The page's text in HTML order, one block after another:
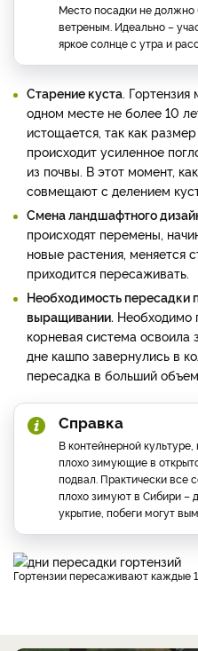
Место посадки не
ветреным. Идеально –
яркое солнце с утра и
Старение куста .
одном месте не более 10
истощается, так как
происходит усиленное
из почвы. В этот момент,
совмещают с делением
Смена ландшафтного
происходят перемены,
новые растения, меняется
приходится пересаживать.
Необходимость пересадки
выращивании. Необходимо
корневая система освоила
дне кашпо завернулись в
пересадка в больший объем.
Справка
В контейнерной
плохо зимующие в
подвал. Практически все
плохо зимуют в Сибири –
укрытие, побеги могут
Гортензии пересаживают каждые